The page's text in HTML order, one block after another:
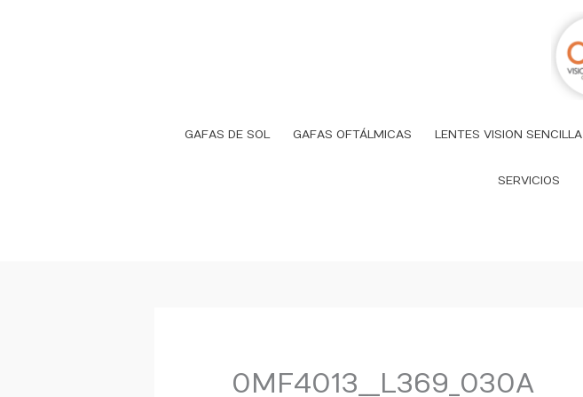
GAFAS DE SOL GAFAS OFTÁLMICAS LENTES VISION SENCILLA
SERVICIOS
0MF4013__L369_030A